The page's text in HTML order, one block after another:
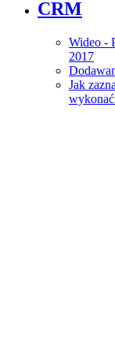
CRM
Wideo -
2017
Jak